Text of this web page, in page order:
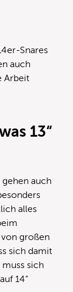
Snares
auch
Arbeit
13“
auch
alles
von großen
sich damit
muss sich
14“